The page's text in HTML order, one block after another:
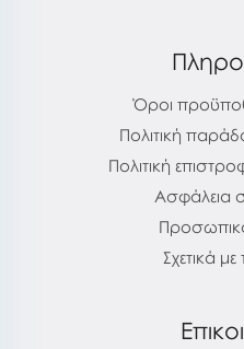
Όροι
Πολιτική
Πολιτική
Ασφάλεια
Σχετικά